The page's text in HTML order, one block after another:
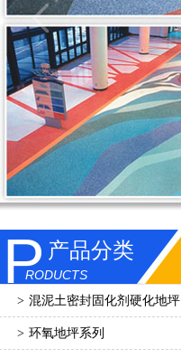
P产品分类
RODUCTS
> 混泥土密封固化剂硬化地坪
> 环氧地坪系列